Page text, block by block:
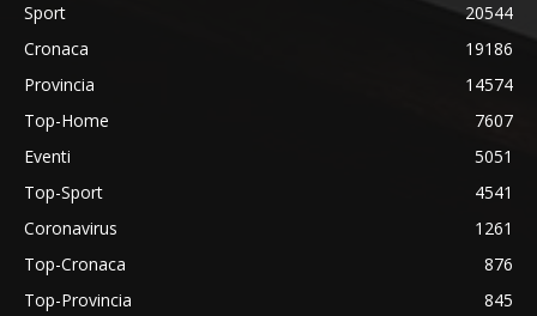
Sport
20544
Cronaca
19186
Provincia
14574
Top-Home
7607
Eventi
5051
Top-Sport
4541
Coronavirus
1261
Top-Cronaca
876
Top-Provincia
845